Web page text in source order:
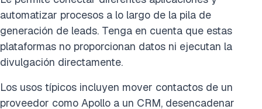
automatizar procesos a lo largo de la pila de
generación de leads. Tenga en cuenta que estas
plataformas no proporcionan datos ni ejecutan la
divulgación directamente.
Los usos típicos incluyen mover contactos de un
proveedor como Apollo a un CRM, desencadenar